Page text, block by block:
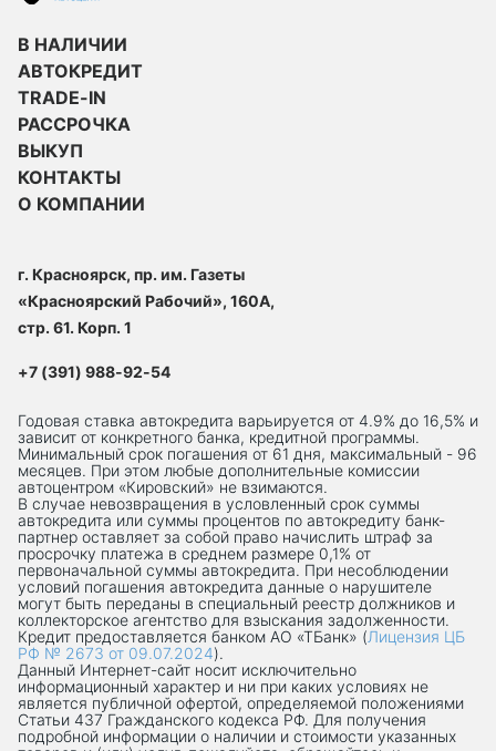
В НАЛИЧИИ
АВТОКРЕДИТ
TRADE-IN
РАССРОЧКА
ВЫКУП
КОНТАКТЫ
О КОМПАНИИ
г. Красноярск, пр. им. Газеты
«Красноярский Рабочий», 160А,
стр. 61. Корп. 1
+7 (391) 988-92-54
Годовая ставка автокредита варьируется от 4.9% до 16,5% и
зависит от конкретного банка, кредитной программы.
Минимальный срок погашения от 61 дня, максимальный - 96
месяцев. При этом любые дополнительные комиссии
автоцентром «Кировский» не взимаются.
В случае невозвращения в условленный срок суммы
автокредита или суммы процентов по автокредиту банк-
партнер оставляет за собой право начислить штраф за
просрочку платежа в среднем размере 0,1% от
первоначальной суммы автокредита. При несоблюдении
условий погашения автокредита данные о нарушителе
могут быть переданы в специальный реестр должников и
коллекторское агентство для взыскания задолженности.
Кредит предоставляется банком АО «ТБанк» (Лицензия ЦБ
РФ № 2673 от 09.07.2024).
Данный Интернет-сaйт носит исключительно
информационный характер и ни при каких условиях не
является публичной офертой, определяемой положениями
Статьи 437 Гражданского кодекса РФ. Для получения
подробной информации о наличии и стоимости указанных